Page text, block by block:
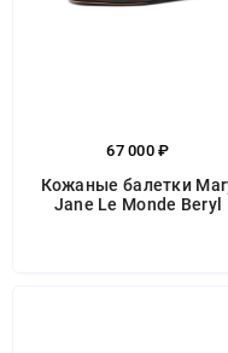
67 000 ₽
Кожаные балетки
Jane Le Monde Beryl